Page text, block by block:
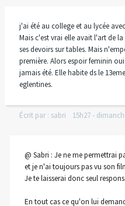
j'ai été au college et au lycée
Mais c'est vrai elle avait l'art de
ses devoirs sur tables. Mais
première. Alors espoir feminin
jamais été. Elle habite ds le
eglentines.
Écrit par : sabri 15h27-
@ Sabri : Je ne me permettrai
et je n'ai toujours pas vu son
Je te laisserai donc seul
En tout cas ce qu'on lui